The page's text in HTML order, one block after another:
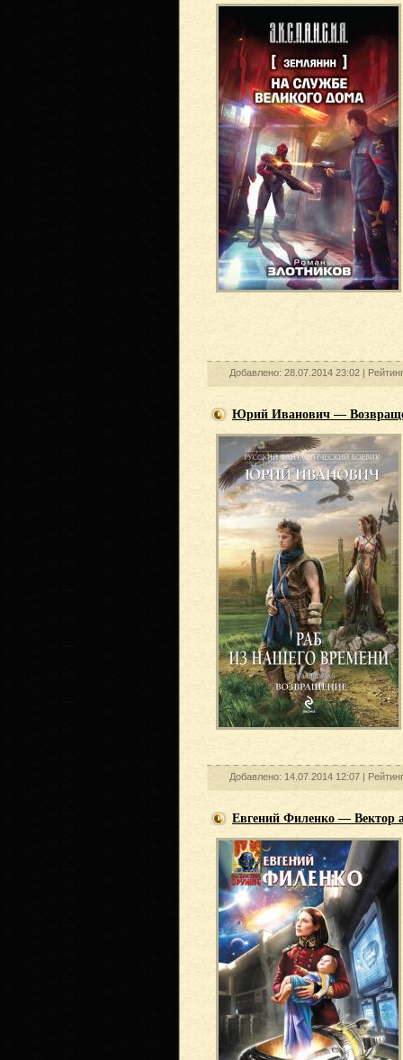
Добавлено: 28.07.2014 23:02 |
Юрий Иванович —
Добавлено: 14.07.2014 12:07 |
Евгений Филенко — Вектор